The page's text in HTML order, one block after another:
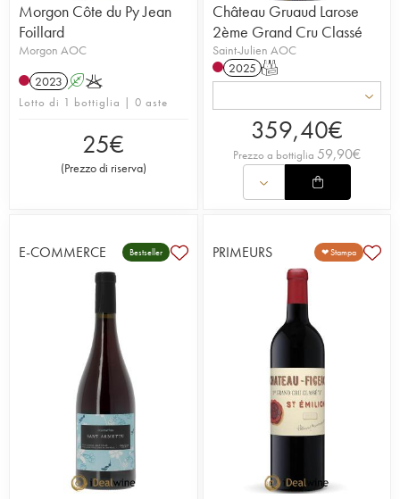
Morgon Côte du Py Jean
Foillard
Morgon AOC
2023 AK
Lotto di 1 bottiglia | 0 aste
25€
(Prezzo di riserva)
Château Gruaud Larose
2ème Grand Cru Classé
Saint-Julien AOC
2025 T
359,40€
Prezzo a bottiglia 59,90€
E-COMMERCE Bestseller PRIMEURS ❤ Stampa